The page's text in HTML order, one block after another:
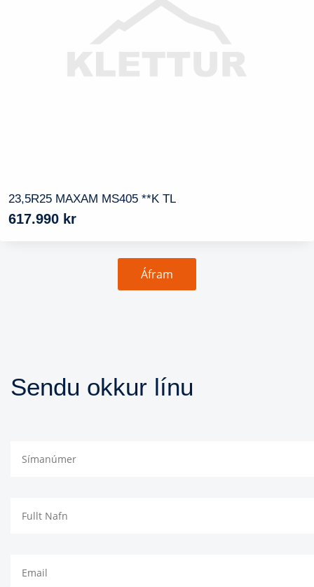
23,5R25 MAXAM MS405 **K TL
617.990 kr
Áfram
Sendu okkur línu